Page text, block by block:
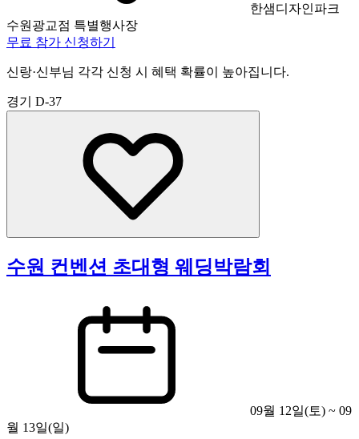
한샘디자인파크
수원광교점 특별행사장
무료 참가 신청하기
신랑·신부님 각각 신청 시 혜택 확률이 높아집니다.
경기 D-37
수원 컨벤션 초대형 웨딩박람회
09월 12일(토) ~ 09
월 13일(일)